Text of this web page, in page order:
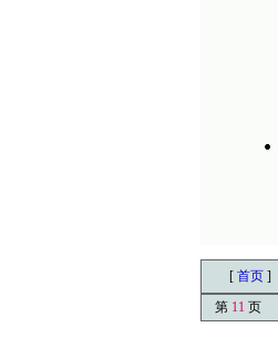
[ 首页 ]
第 11 页